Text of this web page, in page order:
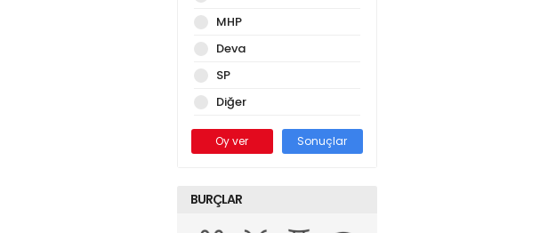
MHP
Deva
SP
Diğer
Oy ver Sonuçlar
BURÇLAR